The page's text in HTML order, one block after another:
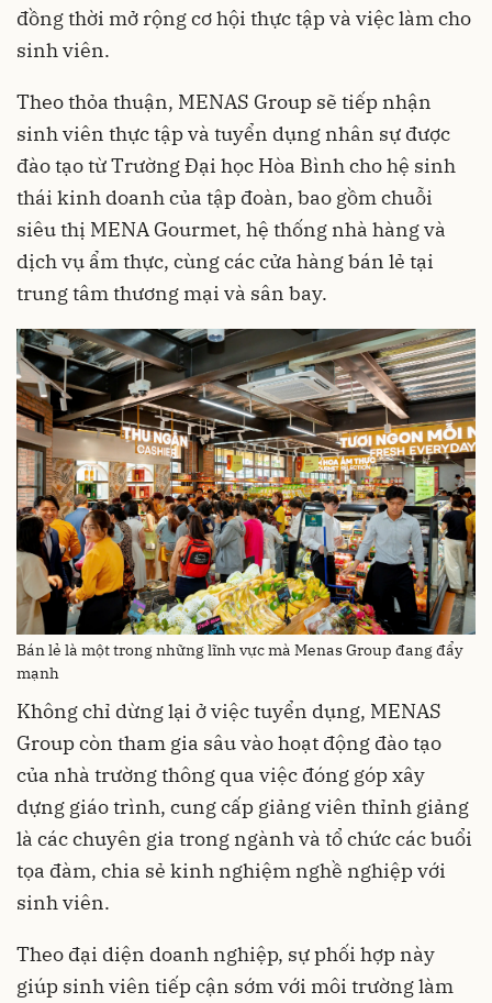
đồng thời mở rộng cơ hội thực tập và việc làm cho
sinh viên.
Theo thỏa thuận, MENAS Group sẽ tiếp nhận
sinh viên thực tập và tuyển dụng nhân sự được
đào tạo từ Trường Đại học Hòa Bình cho hệ sinh
thái kinh doanh của tập đoàn, bao gồm chuỗi
siêu thị MENA Gourmet, hệ thống nhà hàng và
dịch vụ ẩm thực, cùng các cửa hàng bán lẻ tại
trung tâm thương mại và sân bay.
Bán lẻ là một trong những lĩnh vực mà Menas Group đang đẩy
mạnh
Không chỉ dừng lại ở việc tuyển dụng, MENAS
Group còn tham gia sâu vào hoạt động đào tạo
của nhà trường thông qua việc đóng góp xây
dựng giáo trình, cung cấp giảng viên thỉnh giảng
là các chuyên gia trong ngành và tổ chức các buổi
tọa đàm, chia sẻ kinh nghiệm nghề nghiệp với
sinh viên.
Theo đại diện doanh nghiệp, sự phối hợp này
giúp sinh viên tiếp cận sớm với môi trường làm